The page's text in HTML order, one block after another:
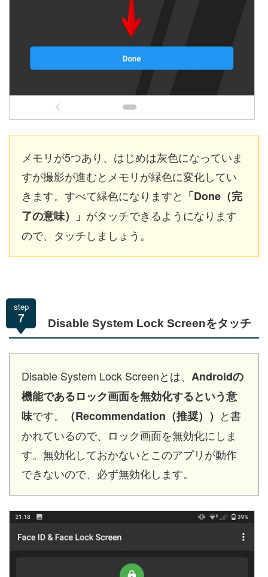
メモリが5つあり、はじめは灰色になっていま
すが撮影が進むとメモリが緑色に変化してい
きます。すべて緑色になりますと 「Done（完
了の意味）」 がタッチできるようになります
ので、タッチしましょう。
step
7 Disable System Lock Screenをタッチ
Disable System Lock Screenとは、 Androidの
機能であるロック画面を無効化するという意
味です。 （Recommendation（推奨）） と書
かれているので、ロック画面を無効化にしま
す。無効化しておかないとこのアプリが動作
できないので、必ず無効化します。